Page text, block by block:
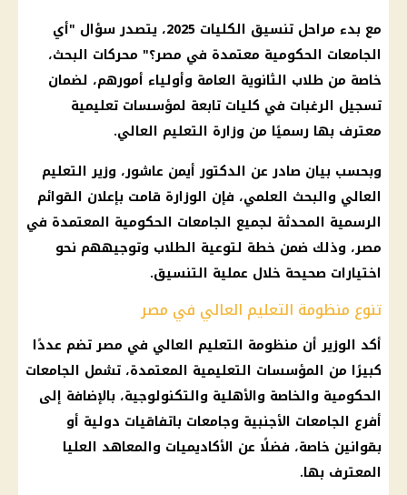
مع بدء مراحل تنسيق الكليات 2025، يتصدر سؤال "أي
الجامعات الحكومية معتمدة في مصر؟" محركات البحث،
خاصة من طلاب الثانوية العامة وأولياء أمورهم، لضمان
تسجيل الرغبات في كليات تابعة لمؤسسات تعليمية
معترف بها رسميًا من وزارة التعليم العالي.
وبحسب بيان صادر عن الدكتور أيمن عاشور، وزير التعليم
العالي والبحث العلمي، فإن الوزارة قامت بإعلان القوائم
الرسمية المحدثة لجميع الجامعات الحكومية المعتمدة في
مصر، وذلك ضمن خطة لتوعية الطلاب وتوجيههم نحو
اختيارات صحيحة خلال عملية التنسيق.
تنوع منظومة التعليم العالي في مصر
أكد الوزير أن منظومة التعليم العالي في مصر تضم عددًا
كبيرًا من المؤسسات التعليمية المعتمدة، تشمل الجامعات
الحكومية والخاصة والأهلية والتكنولوجية، بالإضافة إلى
أفرع الجامعات الأجنبية وجامعات باتفاقيات دولية أو
بقوانين خاصة، فضلًا عن الأكاديميات والمعاهد العليا
المعترف بها.